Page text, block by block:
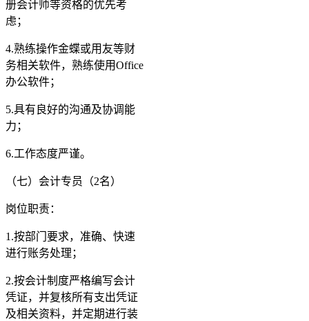
册会计师等资格的优先考
虑；
4.熟练操作金蝶或用友等财
务相关软件，熟练使用Office
办公软件；
5.具有良好的沟通及协调能
力；
6.工作态度严谨。
（七）会计专员（2名）
岗位职责：
1.按部门要求，准确、快速
进行账务处理；
2.按会计制度严格编写会计
凭证，并复核所有支出凭证
及相关资料，并定期进行装